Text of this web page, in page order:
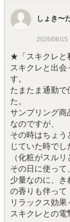
しょき〜
2026/06/15
★「スキクレと
スキクレと出会
す。
たまたま通勤で
た。
サンプリング商
なのですが、
その時はちょう
じていた時でし
（化粧がスル
その日に使って
少量なのに、き
の香りも伴って
リラックス効果
スキクレとの電